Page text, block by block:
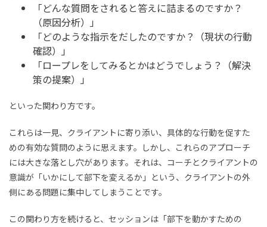
「どんな質問をされると答えに詰まるのですか？
（原因分析）」
「どのような指示をだしたのですか？（現状の行動
確認）」
「ロープレをしてみるとかはどうでしょう？（解決
策の提案）」
といった関わり方です。
これらは一見、クライアントに寄り添い、具体的な行動を促すた
めの有効な質問のように思えます。しかし、これらのアプローチ
には大きな落とし穴があります。それは、コーチとクライアントの
意識が「いかにして部下を変えるか」という、クライアントの外
側にある問題に集中してしまうことです。
この関わり方を続けると、セッションは「部下を動かすための